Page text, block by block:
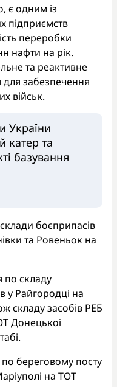
є одним із
підприємств
переробки
нафти на рік.
та реактивне
забезпечення
військ.
України
катер та
базування
боєприпасів
та Ровеньок на
по складу
у Райгородці на
складу засобів РЕБ
Донецької
по береговому посту
на ТОТ